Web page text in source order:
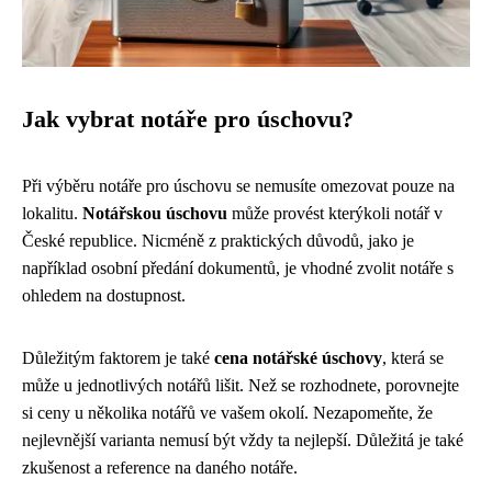
Jak vybrat notáře pro úschovu?
Při výběru notáře pro úschovu se nemusíte omezovat pouze na
lokalitu. Notářskou úschovu může provést kterýkoli notář v
České republice. Nicméně z praktických důvodů, jako je
například osobní předání dokumentů, je vhodné zvolit notáře s
ohledem na dostupnost.
Důležitým faktorem je také cena notářské úschovy, která se
může u jednotlivých notářů lišit. Než se rozhodnete, porovnejte
si ceny u několika notářů ve vašem okolí. Nezapomeňte, že
nejlevnější varianta nemusí být vždy ta nejlepší. Důležitá je také
zkušenost a reference na daného notáře.